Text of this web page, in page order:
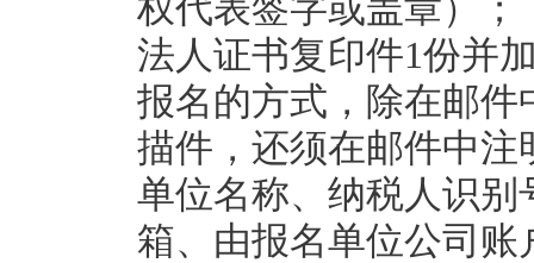
权代表签字或盖章）
法人证书复印件1份并
报名的方式，除在邮
描件，还须在邮件中
单位名称、纳税人识
箱、由报名单位公司